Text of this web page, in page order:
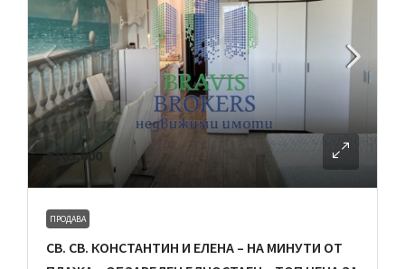
€105,000
ПРОДАВА
СВ. СВ. КОНСТАНТИН И ЕЛЕНА – НА МИНУТИ ОТ